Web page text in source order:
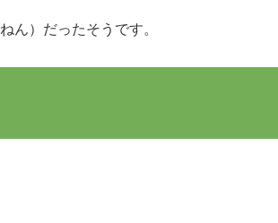
ん）だったそうです。